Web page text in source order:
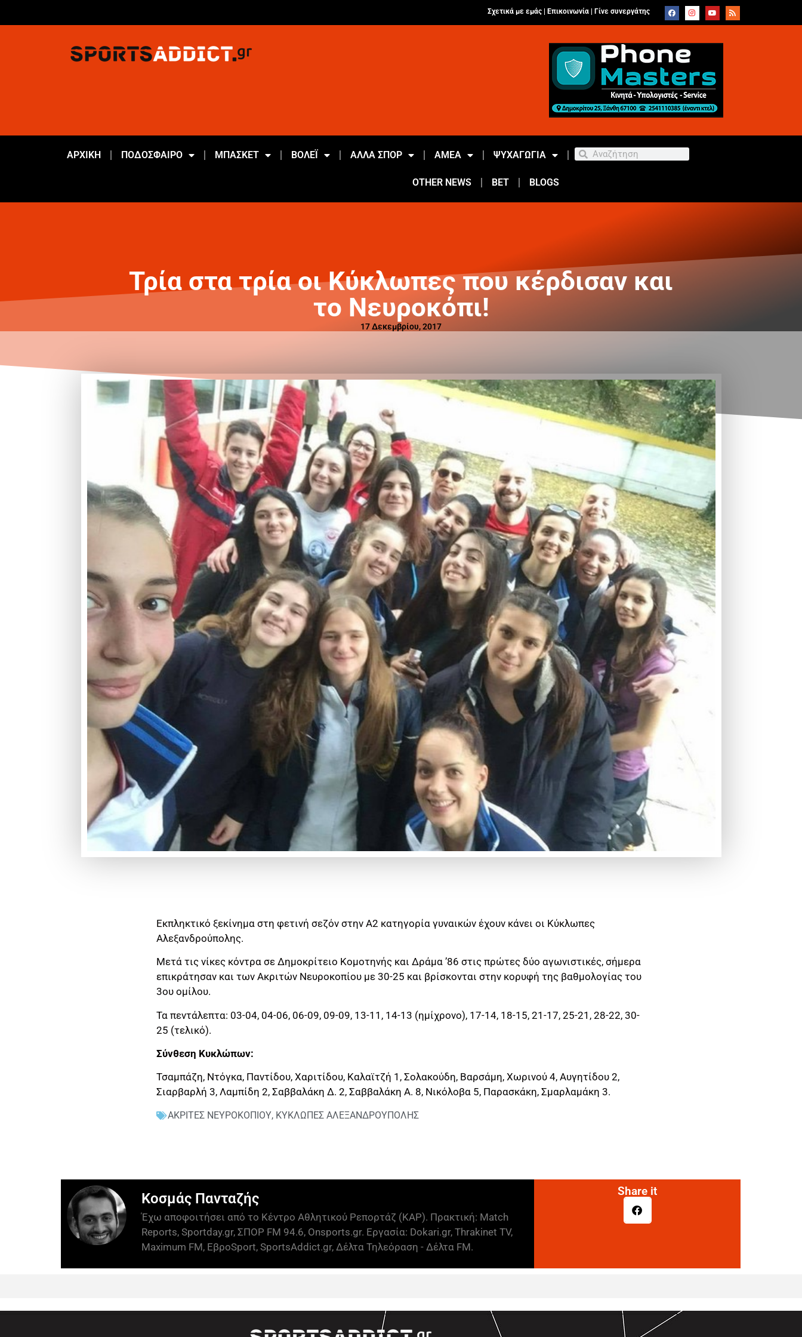
Σχετικά με εμάς | Επικοινωνία Γίνε συνεργάτης
ΑΡΧΙΚΗ ΠΟΔΟΣΦΑΙΡΟ ΜΠΑΣΚΕΤ ΒΟΛΕΪ ΑΛΛΑ ΣΠΟΡ ΑΜΕΑ ΨΥΧΑΓΩΓΙΑ
OTHER NEWS BET BLOGS
Τρία στα τρία οι Κύκλωπες που κέρδισαν και
το Νευροκόπι!
17 Δεκεμβρίου, 2017
Εκπληκτικό ξεκίνημα στη φετινή σεζόν στην Α2 κατηγορία γυναικών έχουν κάνει οι Κύκλωπες
Αλεξανδρούπολης.
Μετά τις νίκες κόντρα σε Δημοκρίτειο Κομοτηνής και Δράμα ’86 στις πρώτες δύο αγωνιστικές, σήμερα
επικράτησαν και των Ακριτών Νευροκοπίου με 30-25 και βρίσκονται στην κορυφή της βαθμολογίας του
3ου ομίλου.
Τα πεντάλεπτα: 03-04, 04-06, 06-09, 09-09, 13-11, 14-13 (ημίχρονο), 17-14, 18-15, 21-17, 25-21, 28-22, 30-
25 (τελικό).
Σύνθεση Κυκλώπων:
Τσαμπάζη, Ντόγκα, Παντίδου, Χαριτίδου, Καλαϊτζή 1, Σολακούδη, Βαρσάμη, Χωρινού 4, Αυγητίδου 2,
Σιαρβαρλή 3, Λαμπίδη 2, Σαββαλάκη Δ. 2, Σαββαλάκη Α. 8, Νικόλοβα 5, Παρασκάκη, Σμαρλαμάκη 3.
ΑΚΡΙΤΕΣ ΝΕΥΡΟΚΟΠΙΟΥ, ΚΥΚΛΩΠΕΣ ΑΛΕΞΑΝΔΡΟΥΠΟΛΗΣ
Κοσμάς Πανταζής
Έχω αποφοιτήσει από το Κέντρο Αθλητικού Ρεπορτάζ (ΚΑΡ). Πρακτική: Match
Reports, Sportday.gr, ΣΠΟΡ FM 94.6, Onsports.gr. Εργασία: Dokari.gr, Thrakinet TV,
Maximum FM, ΕβροSport, SportsAddict.gr, Δέλτα Τηλεόραση - Δέλτα FM.
Share it